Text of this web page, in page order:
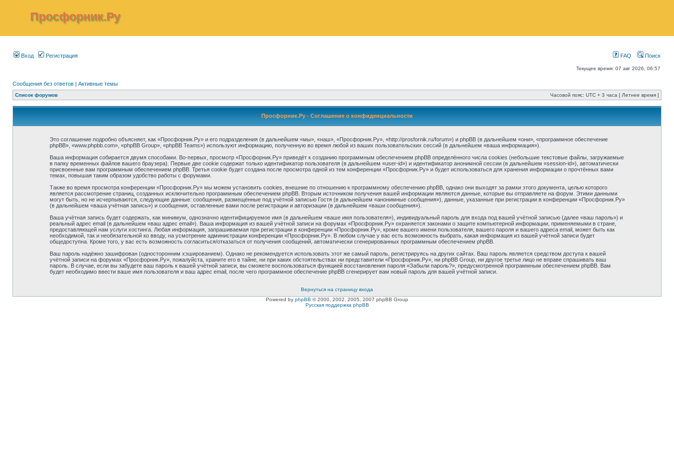
Просфорник.Ру
Вход Регистрация FAQ Поиск
Текущее время: 07 авг 2026, 06:57
Сообщения без ответов | Активные темы
Список форумов Часовой пояс: UTC + 3 часа [ Летнее время ]
Просфорник.Ру - Соглашение о конфиденциальности
Это соглашение подробно объясняет, как «Просфорник.Ру» и его подразделения (в дальнейшем «мы», «наш», «Просфорник.Ру», «http://prosfornik.ru/forum») и phpBB (в дальнейшем «они», «программное обеспечение
phpBB», «www.phpbb.com», «phpBB Group», «phpBB Teams») используют информацию, полученную во время любой из ваших пользовательских сессий (в дальнейшем «ваша информация»).
Ваша информация собирается двумя способами. Во-первых, просмотр «Просфорник.Ру» приведёт к созданию программным обеспечением phpBB определённого числа cookies (небольшие текстовые файлы, загружаемые
в папку временных файлов вашего браузера). Первые две cookie содержат только идентификатор пользователя (в дальнейшем «user-id») и идентификатор анонимной сессии (в дальнейшем «session-id»), автоматически
присвоенные вам программным обеспечением phpBB. Третья cookie будет создана после просмотра одной из тем конференции «Просфорник.Ру» и будет использоваться для хранения информации о прочтённых вами
темах, повышая таким образом удобство работы с форумами.
Также во время просмотра конференции «Просфорник.Ру» мы можем установить cookies, внешние по отношению к программному обеспечению phpBB, однако они выходят за рамки этого документа, целью которого
является рассмотрение страниц, созданных исключительно программным обеспечением phpBB. Вторым источником получения вашей информации являются данные, которые вы отправляете на форум. Этими данными
могут быть, но не исчерпываются, следующие данные: сообщения, размещённые под учётной записью Гостя (в дальнейшем «анонимные сообщения»), данные, указанные при регистрации в конференции «Просфорник.Ру»
(в дальнейшем «ваша учётная запись») и сообщения, оставленные вами после регистрации и авторизации (в дальнейшем «ваши сообщения»).
Ваша учётная запись будет содержать, как минимум, однозначно идентифицируемое имя (в дальнейшем «ваше имя пользователя»), индивидуальный пароль для входа под вашей учётной записью (далее «ваш пароль») и
реальный адрес email (в дальнейшем «ваш адрес email»). Ваша информация из вашей учётной записи на форумах «Просфорник.Ру» охраняется законами о защите компьютерной информации, применяемыми в стране,
предоставляющей нам услуги хостинга. Любая информация, запрашиваемая при регистрации в конференции «Просфорник.Ру», кроме вашего имени пользователя, вашего пароля и вашего адреса email, может быть как
необходимой, так и необязательной ко вводу, на усмотрение администрации конференции «Просфорник.Ру». В любом случае у вас есть возможность выбрать, какая информация из вашей учётной записи будет
общедоступна. Кроме того, у вас есть возможность согласиться/отказаться от получения сообщений, автоматически сгенерированных программным обеспечением phpBB.
Ваш пароль надёжно зашифрован (односторонним хэшированием). Однако не рекомендуется использовать этот же самый пароль, регистрируясь на других сайтах. Ваш пароль является средством доступа к вашей
учётной записи на форумах «Просфорник.Ру», пожалуйста, храните его в тайне, ни при каких обстоятельствах ни представители «Просфорник.Ру», ни phpBB Group, ни другое третье лицо не вправе спрашивать ваш
пароль. В случае, если вы забудете ваш пароль к вашей учётной записи, вы сможете воспользоваться функцией восстановления пароля «Забыли пароль?», предусмотренной программным обеспечением phpBB. Вам
будет необходимо ввести ваше имя пользователя и ваш адрес email, после чего программное обеспечение phpBB сгенерирует вам новый пароль для вашей учётной записи.
Вернуться на страницу входа
Powered by phpBB © 2000, 2002, 2005, 2007 phpBB Group
Русская поддержка phpBB